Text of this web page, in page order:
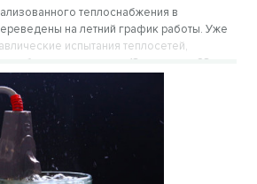
теплоснабжения в
на летний график работы. Уже
испытания теплосетей,
будут проведены в 13 этапов до 23
список отключений по районам и